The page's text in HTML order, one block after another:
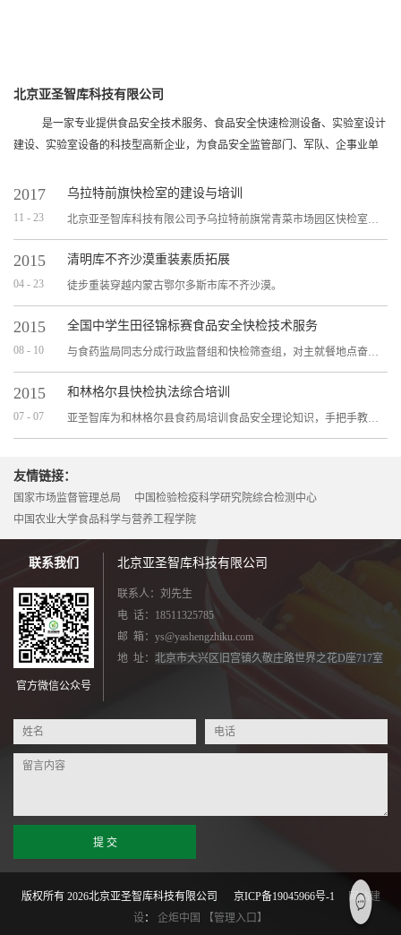
北京亚圣智库科技有限公司
是一家专业提供食品安全技术服务、食品安全快速检测设备、实验室设计
建设、实验室设备的科技型高新企业，为食品安全监管部门、军队、企事业单
的快速检测设备和食品安全解决方案。
2017
11 - 23
乌拉特前旗快检室的建设与培训
2015
04 - 23
清明库不齐沙漠重装素质拓展
徒步重装穿越内蒙古鄂尔多斯市库不齐沙漠。
2015
08 - 10
全国中学生田径锦标赛食品安全快检技术服务
2015
07 - 07
和林格尔县快检执法综合培训
友情链接：
国家市场监督管理总局
中国检验检疫科学研究院综合检测中心
中国农业大学食品科学与营养工程学院
联系我们
官方微信公众号
北京亚圣智库科技有限公司
联系人：刘先生
电 话：18511325785
邮 箱：ys@yashengzhiku.com
地 址： 北京市大兴区旧宫镇久敬庄路世界之花D座717室
提 交
版权所有 2026北京亚圣智库科技有限公司 京ICP备19045966号-1
网站建
设： 企炬中国 【管理入口】